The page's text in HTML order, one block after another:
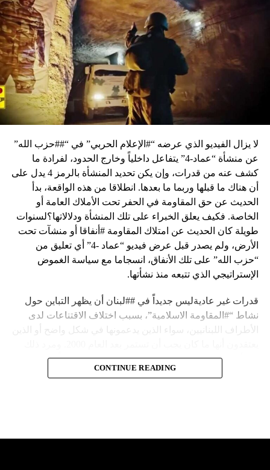
لا يزال الفيديو الذي عرضه “#الإعلام الحربي” في “##حزب الله”
عن منشأة “عماد-4” يتفاعل داخلياً وخارج الحدود، لفرادة ما
كشف عنه من قدرات، وإن يكن تحديد المنشأة بالرمز 4 يدل على
أن هناك ما قبلها وربما ما بعدها. انطلاقا من هذه الواقعة، بدأ
الحديث عن حق المقاومة في الحفر تحت الأملاك العامة أو
الخاصة. فكيف يعلق الخبراء على تلك المنشأة ودلالاتها؟لسنوات
طويلة كان الحديث عن امتلاك المقاومة #أنفاقا أو منشآت تحت
الأرض، ولم يصدر قبل عرض فيديو “عماد -4” أي تعليق من
“حزب الله” على تلك الأنفاق، انسجاما مع سياسة الغموض
الإستراتيجي الذي تتبعه منذ نشأتها.
قدرات غير عاديةليس جديداً في ##لبنان أن يظهر التباين حول
نشاط “#المقاومة الاسلامية”، بسبب اختلاف الاقتناعات لدى
الأطراف اللبنانيين، سواء الذين يدعمونها في شكل واضح أو الذين
إلى أن المقاومة ضد الاحتلال الإسرائيلي لم تكن يوماً محط
إجماع داخلي، وإن كانت القوى اللبنانية المؤمنة بالصراع ضد
CONTINUE READING